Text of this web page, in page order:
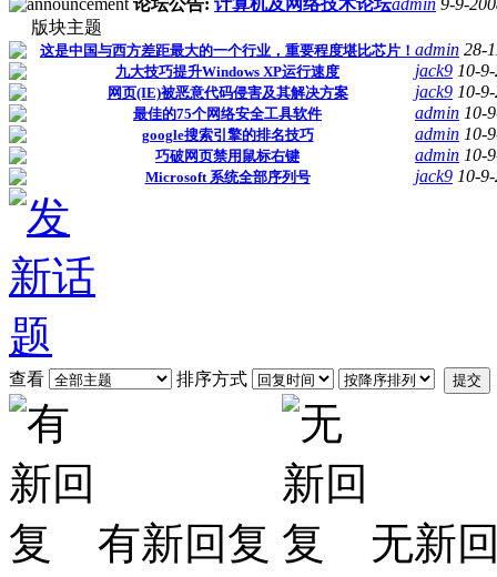
版块主题
这是中国与西方差距最大的一个行业，重要程度堪比芯片！ admin 28-
九大技巧提升Windows XP运行速度 jack9 10-
网页(IE)被恶意代码侵害及其解决方案 jack9 10-
最佳的75个网络安全工具软件 admin 10-
google搜索引擎的排名技巧 admin 10-
巧破网页禁用鼠标右键 admin 10-
Microsoft 系统全部序列号 jack9 10-
查看 排序方式 提交
有新回复
无新